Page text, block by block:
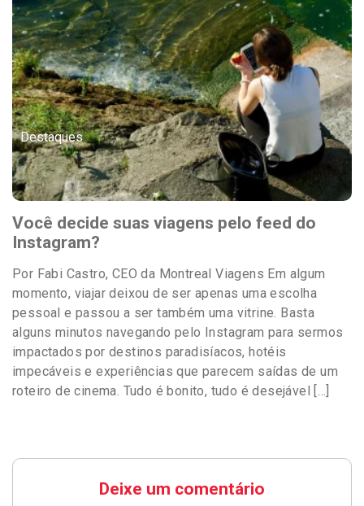
Destaques
Você decide suas viagens pelo feed do
Instagram?
Por Fabi Castro, CEO da Montreal Viagens Em algum
momento, viajar deixou de ser apenas uma escolha
pessoal e passou a ser também uma vitrine. Basta
alguns minutos navegando pelo Instagram para sermos
impactados por destinos paradisíacos, hotéis
impecáveis e experiências que parecem saídas de um
roteiro de cinema. Tudo é bonito, tudo é desejável […]
Deixe um comentário